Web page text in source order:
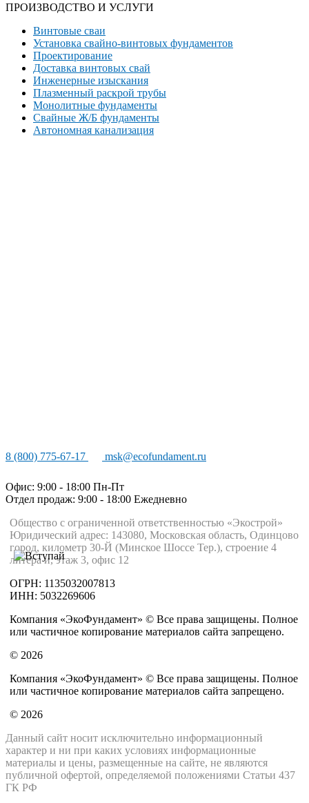
ПРОИЗВОДСТВО И УСЛУГИ
Винтовые сваи
Установка свайно-винтовых фундаментов
Проектирование
Доставка винтовых свай
Инженерные изыскания
Плазменный раскрой трубы
Монолитные фундаменты
Свайные Ж/Б фундаменты
Автономная канализация
8 (800) 775-67-17 msk@ecofundament.ru
Офис: 9:00 - 18:00 Пн-Пт
Отдел продаж: 9:00 - 18:00 Ежедневно
Общество с ограниченной ответственностью «Экострой»
Юридический адрес: 143080, Московская область, Одинцово
город, километр 30-Й (Минское Шоссе Тер.), строение 4
литера и, этаж 3, офис 12
ОГРН: 1135032007813
ИНН: 5032269606
Компания «ЭкоФундамент» © Все права защищены. Полное
или частичное копирование материалов сайта запрещено.
© 2026
Компания «ЭкоФундамент» © Все права защищены. Полное
или частичное копирование материалов сайта запрещено.
© 2026
Данный сайт носит исключительно информационный
характер и ни при каких условиях информационные
материалы и цены, размещенные на сайте, не являются
публичной офертой, определяемой положениями Статьи 437
ГК РФ